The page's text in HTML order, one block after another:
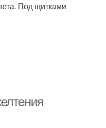
Под щитками